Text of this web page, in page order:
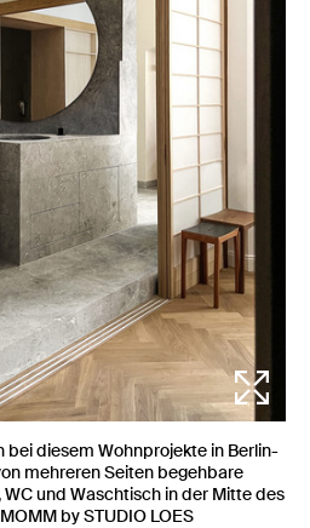
bei diesem Wohnprojekte in Berlin-
mehreren Seiten begehbare
WC und Waschtisch in der Mitte des
by STUDIO LOES